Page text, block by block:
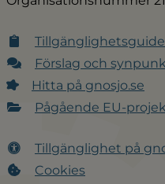
Tillgänglighetsguide
Förslag och
Hitta på gnosjo.se
Pågående EU-
Tillgänglighet på
Cookies